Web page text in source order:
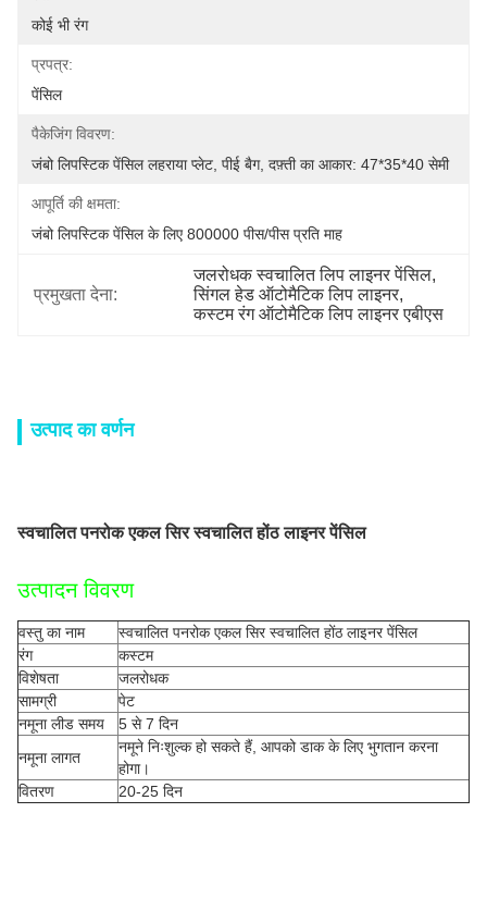
कोई भी रंग
प्रपत्र:
पेंसिल
पैकेजिंग विवरण:
जंबो लिपस्टिक पेंसिल लहराया प्लेट, पीई बैग, दफ़्ती का आकार: 47*35*40 सेमी
आपूर्ति की क्षमता:
जंबो लिपस्टिक पेंसिल के लिए 800000 पीस/पीस प्रति माह
प्रमुखता देना:
जलरोधक स्वचालित लिप लाइनर पेंसिल,
सिंगल हेड ऑटोमैटिक लिप लाइनर,
कस्टम रंग ऑटोमैटिक लिप लाइनर एबीएस
उत्पाद का वर्णन
स्वचालित पनरोक एकल सिर स्वचालित होंठ लाइनर पेंसिल
उत्पादन विवरण
वस्तु का नाम
स्वचालित पनरोक एकल सिर स्वचालित होंठ लाइनर पेंसिल
रंग
कस्टम
विशेषता
जलरोधक
सामग्री
पेट
नमूना लीड समय
5 से 7 दिन
नमूना लागत
नमूने निःशुल्क हो सकते हैं, आपको डाक के लिए भुगतान करना
होगा।
वितरण
20-25 दिन